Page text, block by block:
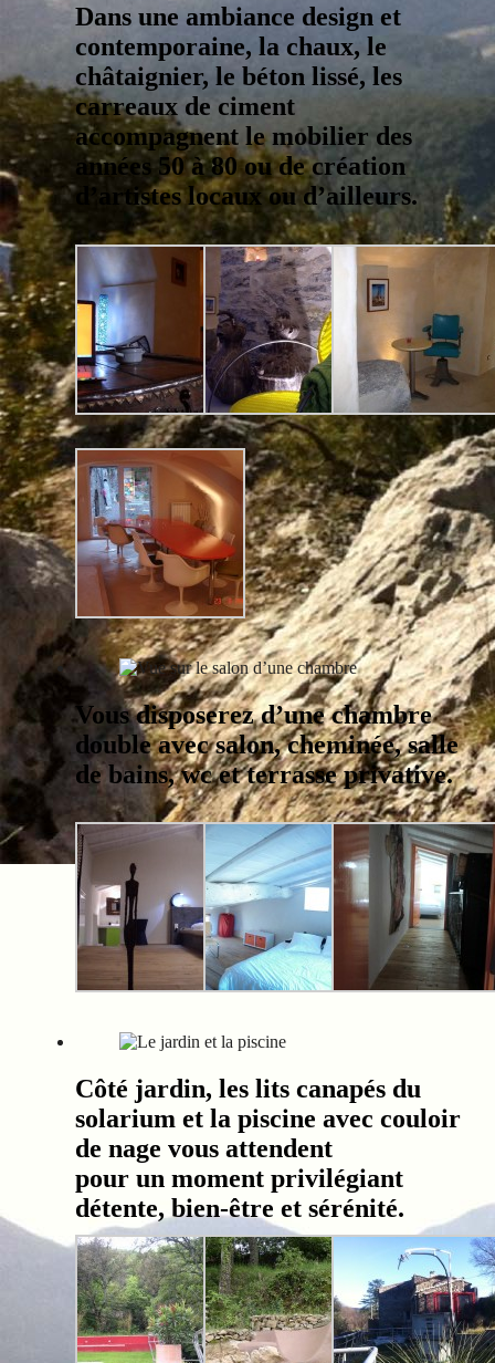
Dans une ambiance design et
contemporaine, la chaux, le
châtaignier, le béton lissé, les
carreaux de ciment
accompagnent le mobilier des
années 50 à 80 ou de création
d’artistes locaux ou d’ailleurs.
Vous disposerez d’une chambre
double avec salon, cheminée, salle
de bains, wc et terrasse privative.
Côté jardin, les lits canapés du
solarium et la piscine avec couloir
de nage vous attendent
pour un moment privilégiant
détente, bien-être et sérénité.